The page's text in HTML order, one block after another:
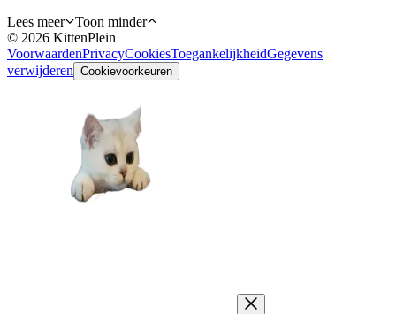
Lees meer
Toon minder
© 2026 KittenPlein
VoorwaardenPrivacyCookiesToegankelijkheidGegevens
verwijderen Cookievoorkeuren